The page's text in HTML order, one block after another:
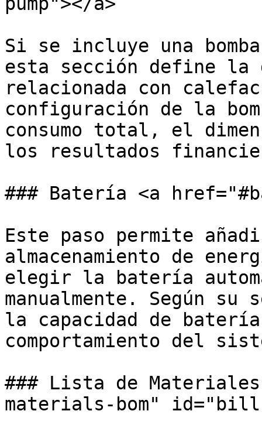
Si se incluye una
esta sección define la
relacionada con
configuración de la
consumo total, el
los resultados
### Batería <a
Este paso permite
almacenamiento de
elegir la batería
manualmente. Según
la capacidad de
comportamiento del
### Lista de
materials-bom"